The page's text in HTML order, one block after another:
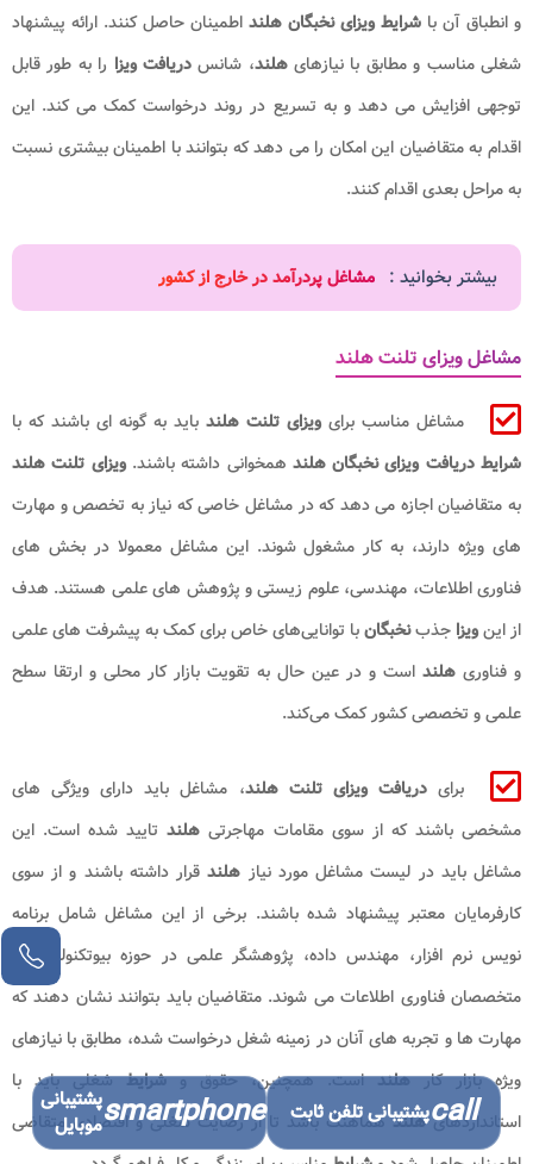
و انطباق آن با شرایط ویزای نخبگان هلند اطمینان حاصل کنند. ارائه پیشنهاد
شغلی مناسب و مطابق با نیازهایهلند، شانسدریافت ویزا را به طور قابل
توجهی افزایش می‌ دهد و به تسریع در روند درخواست کمک می‌ کند. این
اقدام به متقاضیان این امکان را می‌ دهد که بتوانند با اطمینان بیشتری نسبت
به مراحل بعدی اقدام کنند.
بیشتر بخوانید : مشاغل پردرآمد در خارج از کشور
مشاغل ویزای تلنت هلند
مشاغل مناسب برای ویزای تلنت هلند باید به گونه ای باشند که با
شرایط دریافت ویزای نخبگان هلند همخوانی داشته باشند.ویزای تلنت هلند
به متقاضیان اجازه می دهد که در مشاغل خاصی که نیاز به تخصص و مهارت
های ویژه دارند، به کار مشغول شوند. این مشاغل معمولا در بخش های
فناوری اطلاعات، مهندسی، علوم زیستی و پژوهش های علمی هستند. هدف
از اینویزا جذبنخبگانبا توانایی‌های خاص برای کمک به پیشرفت های علمی
و فناوری هلند است و در عین حال به تقویت بازار کار محلی و ارتقا سطح
علمی و تخصصی کشور کمک می‌کند.
برایدریافت ویزای تلنت هلند، مشاغل باید دارای ویژگی های
مشخصی باشند که از سوی مقامات مهاجرتی هلند تایید شده است. این
مشاغل باید در لیست مشاغل مورد نیاز هلند قرار داشته باشند و از سوی
کارفرمایان معتبر پیشنهاد شده باشند. برخی از این مشاغل شامل برنامه
نویس نرم افزار، مهندس داده، پژوهشگر علمی در حوزه بیوتکنولوژی، و
متخصصان فناوری اطلاعات می شوند. متقاضیان باید بتوانند نشان دهند که
مهارت ها و تجربه های آنان در زمینه شغل درخواست شده، مطابق با نیازهای
ویژه بازار کارهلنداست. همچنین، حقوق وشرایطشغلی باید با
استانداردهایهلندهماهنگ باشد تا از رضایت شغلی و اقتصادی متقاضی
callپشتیبانی تلفن ثابت smartphoneپشتیبانی
موبایل